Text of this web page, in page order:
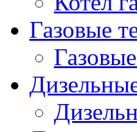
Газовые